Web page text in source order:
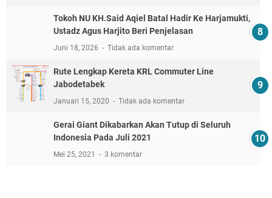
Tokoh NU KH.Said Aqiel Batal Hadir Ke Harjamukti,
Ustadz Agus Harjito Beri Penjelasan
Juni 18, 2026 Tidak ada komentar
Rute Lengkap Kereta KRL Commuter Line
Jabodetabek
Januari 15, 2020 Tidak ada komentar
Gerai Giant Dikabarkan Akan Tutup di Seluruh
Indonesia Pada Juli 2021
Mei 25, 2021 3 komentar